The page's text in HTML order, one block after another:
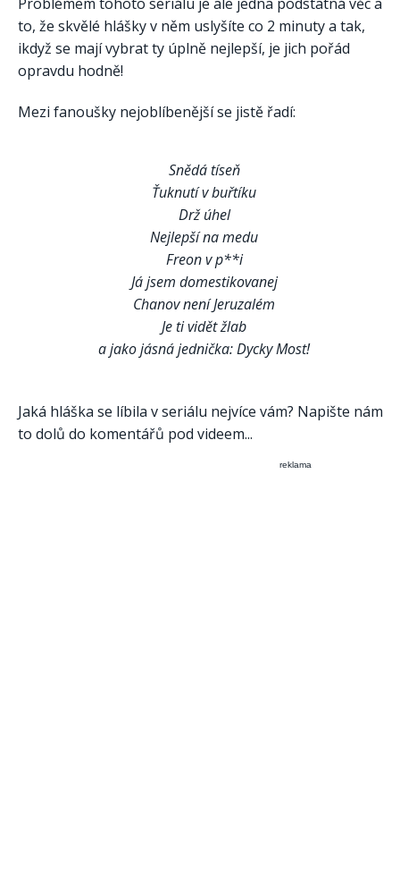
Problémem tohoto seriálu je ale jedna podstatná věc a
to, že skvělé hlášky v něm uslyšíte co 2 minuty a tak,
ikdyž se mají vybrat ty úplně nejlepší, je jich pořád
opravdu hodně!
Mezi fanoušky nejoblíbenější se jistě řadí:
Snědá tíseň
Ťuknutí v buřtíku
Drž úhel
Nejlepší na medu
Freon v p**i
Já jsem domestikovanej
Chanov není Jeruzalém
Je ti vidět žlab
a jako jásná jednička: Dycky Most!
Jaká hláška se líbila v seriálu nejvíce vám? Napište nám
to dolů do komentářů pod videem...
reklama